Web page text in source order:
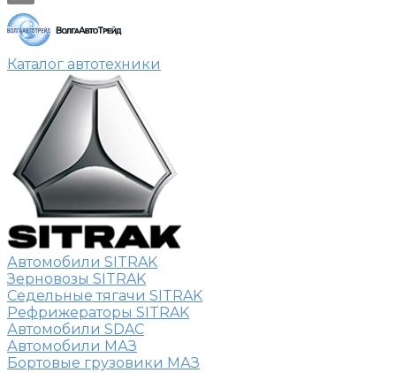
Каталог автотехники
Автомобили SITRAK
Зерновозы SITRAK
Седельные тягачи SITRAK
Рефрижераторы SITRAK
Автомобили SDAC
Автомобили МАЗ
Бортовые грузовики МАЗ